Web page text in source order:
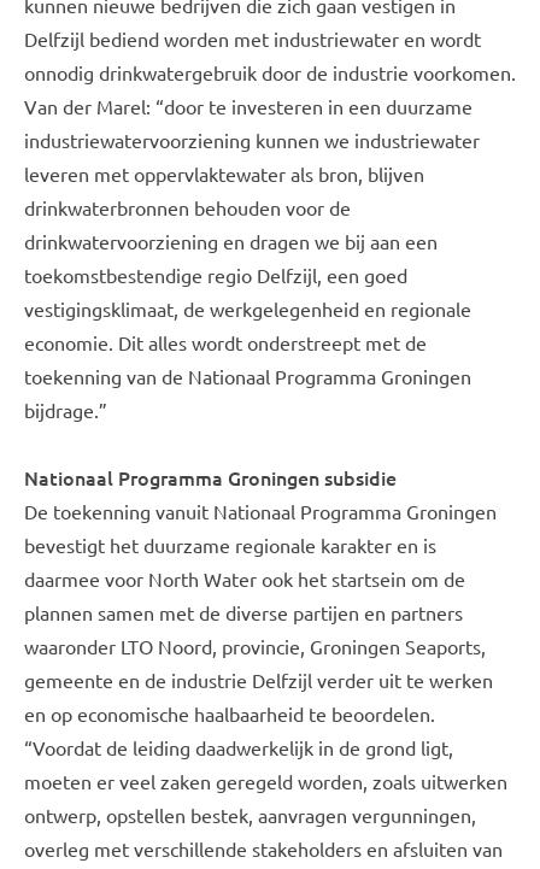
kunnen nieuwe bedrijven die zich gaan vestigen in
Delfzijl bediend worden met industriewater en wordt
onnodig drinkwatergebruik door de industrie voorkomen.
Van der Marel: “door te investeren in een duurzame
industriewatervoorziening kunnen we industriewater
leveren met oppervlaktewater als bron, blijven
drinkwaterbronnen behouden voor de
drinkwatervoorziening en dragen we bij aan een
toekomstbestendige regio Delfzijl, een goed
vestigingsklimaat, de werkgelegenheid en regionale
economie. Dit alles wordt onderstreept met de
toekenning van de Nationaal Programma Groningen
bijdrage.”
Nationaal Programma Groningen subsidie
De toekenning vanuit Nationaal Programma Groningen
bevestigt het duurzame regionale karakter en is
daarmee voor North Water ook het startsein om de
plannen samen met de diverse partijen en partners
waaronder LTO Noord, provincie, Groningen Seaports,
gemeente en de industrie Delfzijl verder uit te werken
en op economische haalbaarheid te beoordelen.
“Voordat de leiding daadwerkelijk in de grond ligt,
moeten er veel zaken geregeld worden, zoals uitwerken
ontwerp, opstellen bestek, aanvragen vergunningen,
overleg met verschillende stakeholders en afsluiten van